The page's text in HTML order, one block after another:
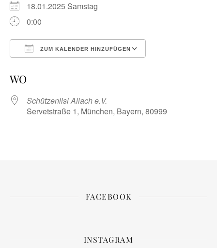
18.01.2025 Samstag
0:00
ZUM KALENDER HINZUFÜGEN
WO
Schützenlisl Allach e.V.
Servetstraße 1, München, Bayern, 80999
FACEBOOK
INSTAGRAM